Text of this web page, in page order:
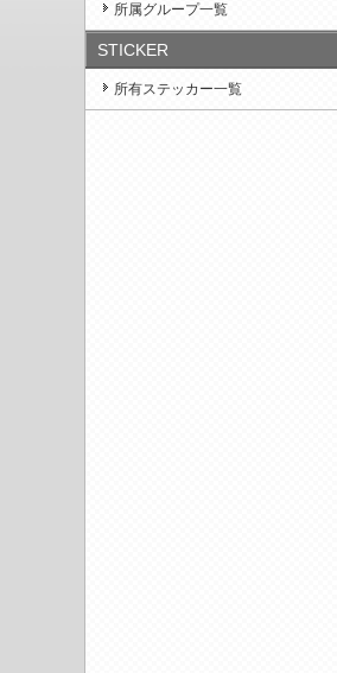
所属グループ一覧
STICKER
所有ステッカー一覧